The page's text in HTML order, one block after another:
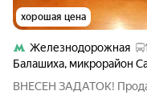
хорошая цена
Железнодорожная
Балашиха, микрорайон
ВНЕСЕН ЗАДАТОК!